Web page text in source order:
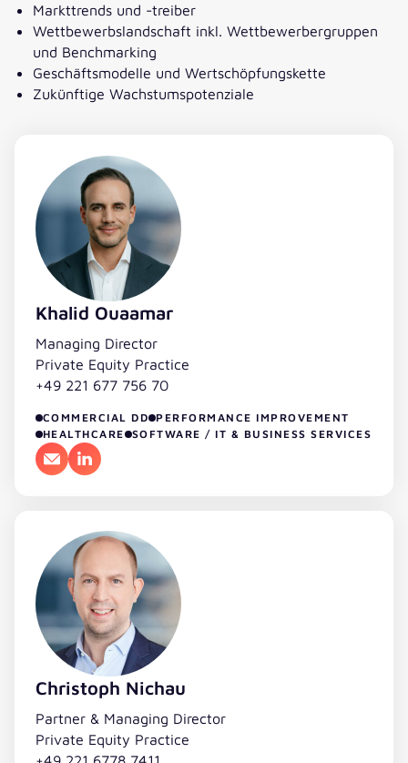
Markttrends und -treiber
Wettbewerbslandschaft inkl. Wettbewerbergruppen
und Benchmarking
Geschäftsmodelle und Wertschöpfungskette
Zukünftige Wachstumspotenziale
Khalid Ouaamar
Managing Director
Private Equity Practice
+49 221 677 756 70
COMMERCIAL DD PERFORMANCE IMPROVEMENT
HEALTHCARE
SOFTWARE / IT & BUSINESS SERVICES
E-MailLinkedIn
Christoph Nichau
Partner & Managing Director
Private Equity Practice